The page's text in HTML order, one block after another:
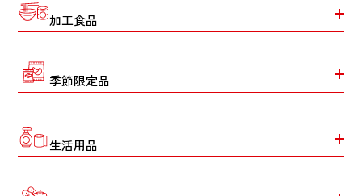
加工食品
季節限定品
生活用品